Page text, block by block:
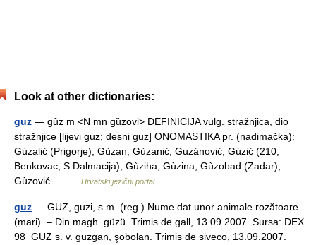
Look at other dictionaries:
guz — gȗz m <N mn gȕzovi> DEFINICIJA vulg. stražnjica, dio
stražnjice [lijevi guz; desni guz] ONOMASTIKA pr. (nadimačka):
Gùzalić (Prigorje), Gùzan, Gùzanić, Guzánović, Gúzić (210,
Benkovac, S Dalmacija), Gùziha, Gùzina, Gùzobad (Zadar),
Gùzović… …
Hrvatski jezični portal
guz — GUZ, guzi, s.m. (reg.) Nume dat unor animale rozătoare
(mari). – Din magh. güzü. Trimis de gall, 13.09.2007. Sursa: DEX
98 GUZ s. v. guzgan, şobolan. Trimis de siveco, 13.09.2007.